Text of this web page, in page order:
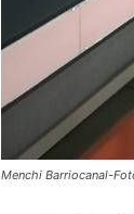
Menchi Barriocanal-